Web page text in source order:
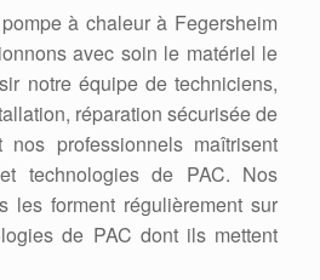
à chaleur à Fegersheim
avec soin le matériel le
notre équipe de techniciens,
réparation sécurisée de
professionnels maîtrisent
technologies de PAC. Nos
les forment régulièrement sur
de PAC dont ils mettent